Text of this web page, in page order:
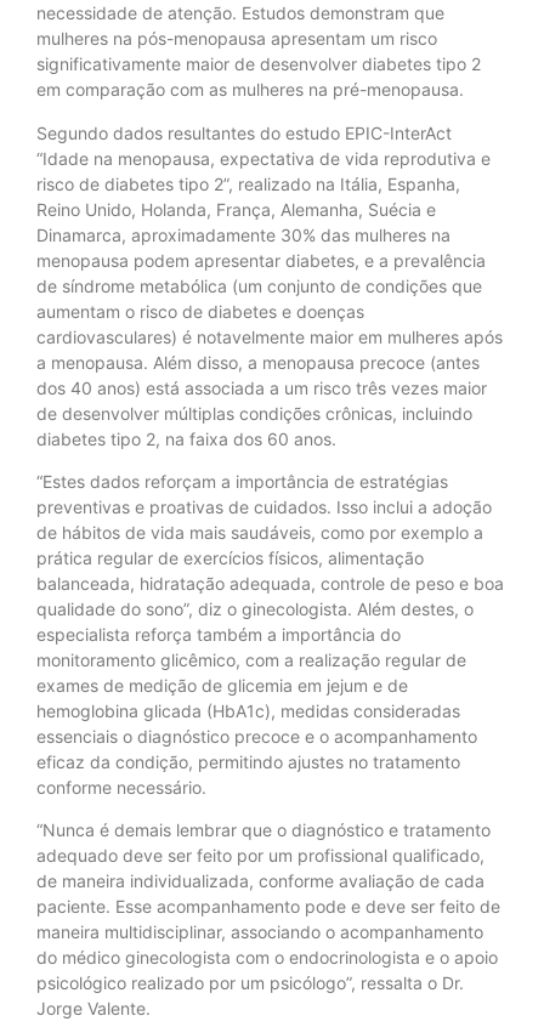
necessidade de atenção. Estudos demonstram que
mulheres na pós-menopausa apresentam um risco
significativamente maior de desenvolver diabetes tipo 2
em comparação com as mulheres na pré-menopausa.
Segundo dados resultantes do estudo EPIC-InterAct
“Idade na menopausa, expectativa de vida reprodutiva e
risco de diabetes tipo 2”, realizado na Itália, Espanha,
Reino Unido, Holanda, França, Alemanha, Suécia e
Dinamarca, aproximadamente 30% das mulheres na
menopausa podem apresentar diabetes, e a prevalência
de síndrome metabólica (um conjunto de condições que
aumentam o risco de diabetes e doenças
cardiovasculares) é notavelmente maior em mulheres após
a menopausa. Além disso, a menopausa precoce (antes
dos 40 anos) está associada a um risco três vezes maior
de desenvolver múltiplas condições crônicas, incluindo
diabetes tipo 2, na faixa dos 60 anos.
“Estes dados reforçam a importância de estratégias
preventivas e proativas de cuidados. Isso inclui a adoção
de hábitos de vida mais saudáveis, como por exemplo a
prática regular de exercícios físicos, alimentação
balanceada, hidratação adequada, controle de peso e boa
qualidade do sono”, diz o ginecologista. Além destes, o
especialista reforça também a importância do
monitoramento glicêmico, com a realização regular de
exames de medição de glicemia em jejum e de
hemoglobina glicada (HbA1c), medidas consideradas
essenciais o diagnóstico precoce e o acompanhamento
eficaz da condição, permitindo ajustes no tratamento
conforme necessário.
“Nunca é demais lembrar que o diagnóstico e tratamento
adequado deve ser feito por um profissional qualificado,
de maneira individualizada, conforme avaliação de cada
paciente. Esse acompanhamento pode e deve ser feito de
maneira multidisciplinar, associando o acompanhamento
do médico ginecologista com o endocrinologista e o apoio
psicológico realizado por um psicólogo”, ressalta o Dr.
Jorge Valente.